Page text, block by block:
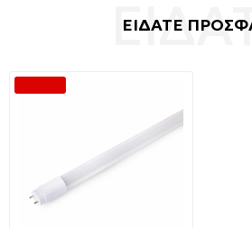
ΕΙΔΑΤΕ